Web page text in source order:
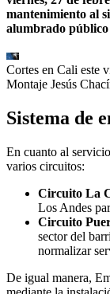
mantenimiento al
alumbrado público
Cortes en Cali este
Montaje Jesús
Sistema de
En cuanto al
varios circuitos:
Circuito La
Los Andes
Circuito
sector del
normalizar
De igual manera,